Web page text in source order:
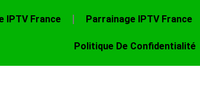
IPTV France Parrainage IPTV France
Politique De Confidentialité